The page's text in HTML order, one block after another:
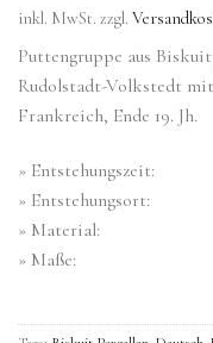
inkl. MwSt. zzgl.
Puttengruppe aus
Rudolstadt-Volkstedt
Frankreich, Ende 19. Jh.
» Entstehungszeit:
» Entstehungsort:
» Material:
» Maße: